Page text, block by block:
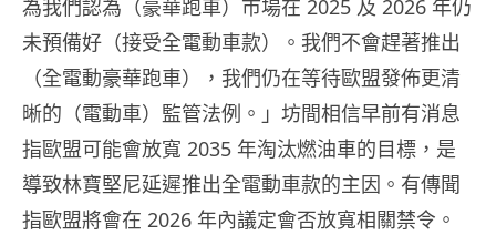
為我們認為（豪華跑車）市場在 2025 及 2026 年仍
未預備好（接受全電動車款）。我們不會趕著推出
（全電動豪華跑車），我們仍在等待歐盟發佈更清
晰的（電動車）監管法例。」坊間相信早前有消息
指歐盟可能會放寬 2035 年淘汰燃油車的目標，是
導致林寶堅尼延遲推出全電動車款的主因。有傳聞
指歐盟將會在 2026 年內議定會否放寬相關禁令。